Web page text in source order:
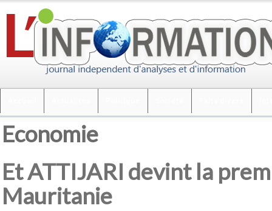
Economie
Et ATTIJARI devint la
Mauritanie